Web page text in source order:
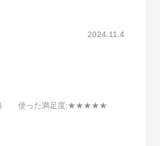
2024.11.4
使った満足度:★★★★★